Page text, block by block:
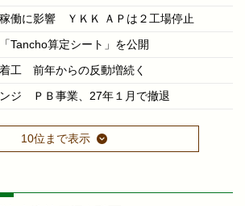
働に影響 ＹＫＫ ＡＰは２工場停止
Tancho算定シート」を公開
工 前年からの反動増続く
ジ ＰＢ事業、27年１月で撤退
10位まで表示